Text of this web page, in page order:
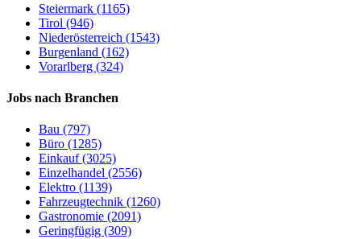
Steiermark (1165)
Tirol (946)
Niederösterreich (1543)
Burgenland (162)
Vorarlberg (324)
Jobs nach Branchen
Bau (797)
Büro (1285)
Einkauf (3025)
Einzelhandel (2556)
Elektro (1139)
Fahrzeugtechnik (1260)
Gastronomie (2091)
Geringfügig (309)